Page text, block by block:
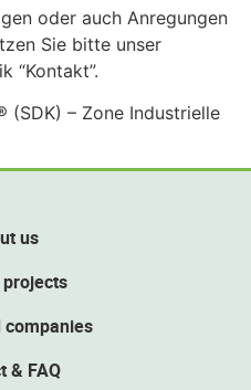
oder auch Anregungen
Sie bitte unser
“Kontakt”.
– Zone Industrielle
us
companies
& FAQ